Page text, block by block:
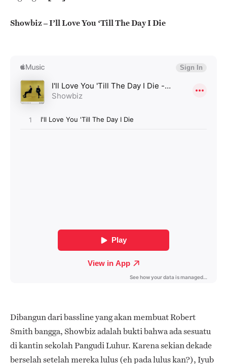
Showbiz – I’ll Love You ‘Till The Day I Die
Dibangun dari bassline yang akan membuat Robert
Smith bangga, Showbiz adalah bukti bahwa ada sesuatu
di kantin sekolah Pangudi Luhur. Karena sekian dekade
berselah setelah mereka lulus (eh pada lulus kan?), Iyub